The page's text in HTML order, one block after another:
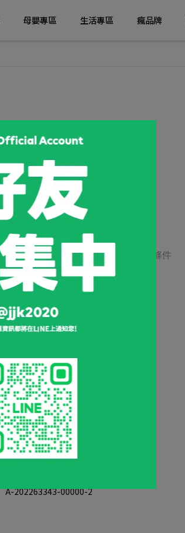
母嬰專區 生活專區 瘋品牌
很抱歉，無商品符合篩選條件
請重新輸入篩選
販賣業醫療器材商許可執照：
北市衛器販(安)字
第 MD6201037983號
A-202263343-00000-2